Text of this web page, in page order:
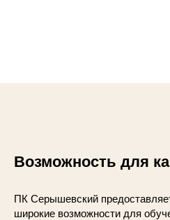
Возможность для
ПК Серышевский
широкие возможности для